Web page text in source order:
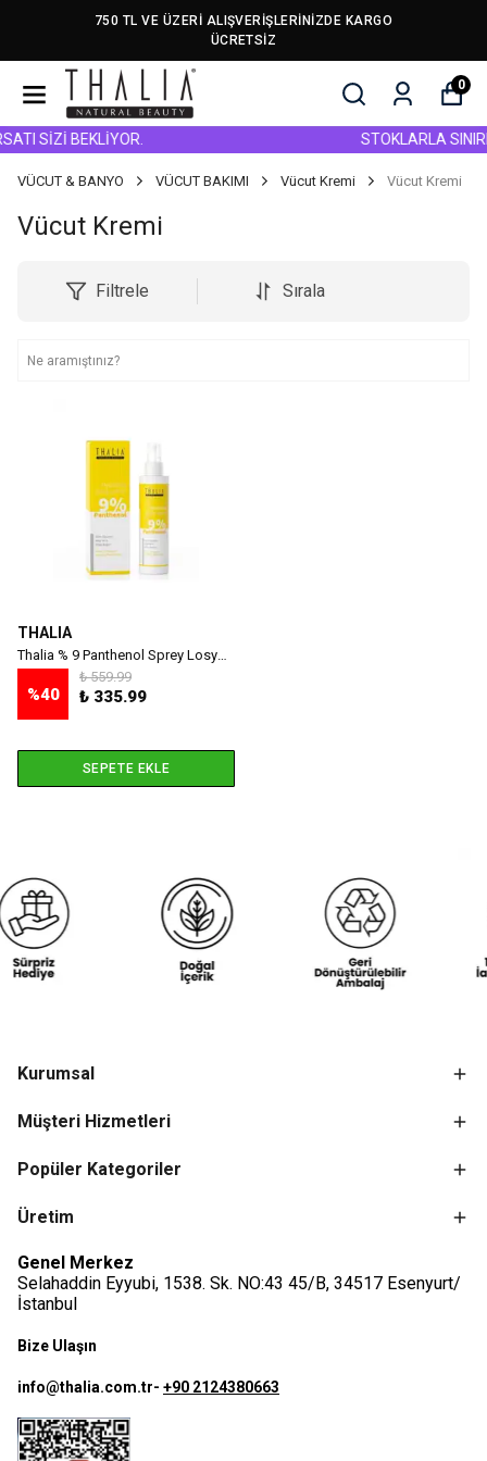
750 TL VE ÜZERİ ALIŞVERİŞLERİNİZDE KARGO
ÜCRETSİZ
0
SİZİ BEKLİYOR. STOKLARLA
VÜCUT & BANYO VÜCUT BAKIMI Vücut Kremi Vücut Kremi
Vücut Kremi
Filtrele Sırala
THALIA
Thalia % 9 Panthenol Sprey Losyon 150 ml
%40
₺ 559.99
₺ 335.99
SEPETE EKLE
Kurumsal
Müşteri Hizmetleri
Popüler Kategoriler
Üretim
Genel Merkez
Selahaddin Eyyubi, 1538. Sk. NO:43 45/B, 34517 Esenyurt/
İstanbul
Bize Ulaşın
info@thalia.com.tr- +90 2124380663